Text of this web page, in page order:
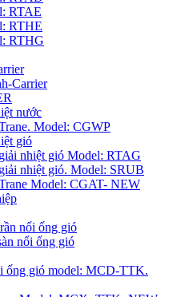
RTAE
RTHE
RTHG
Carrier
nước
Model: CGWP
gió
nhiệt gió Model: RTAG
nhiệt gió. Model: SRUB
Model: CGAT- NEW
nối ống gió
nối ống gió
ống gió model: MCD-TTK.